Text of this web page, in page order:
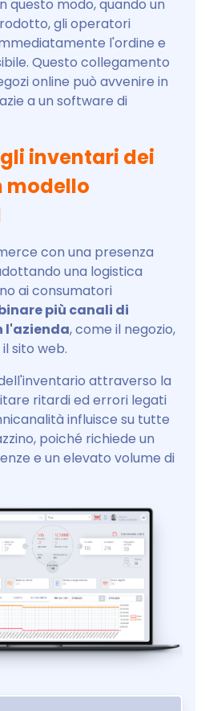
questo modo, quando un
gli operatori
l'ordine e
Questo collegamento
online può avvenire in
a un software di
inventari dei
modello
con una presenza
una logistica
ai consumatori
più canali di
l'azienda, come il negozio,
sito web.
attraverso la
ritardi ed errori legati
influisce su tutte
poiché richiede un
e un elevato volume di